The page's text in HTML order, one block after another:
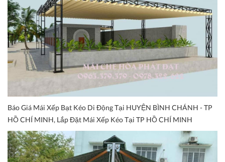
Báo Giá Mái Xếp Bạt Kéo Di Động Tại HUYỆN BÌNH CHÁNH - TP
HỒ CHÍ MINH, Lắp Đặt Mái Xếp Kéo Tại TP HỒ CHÍ MINH